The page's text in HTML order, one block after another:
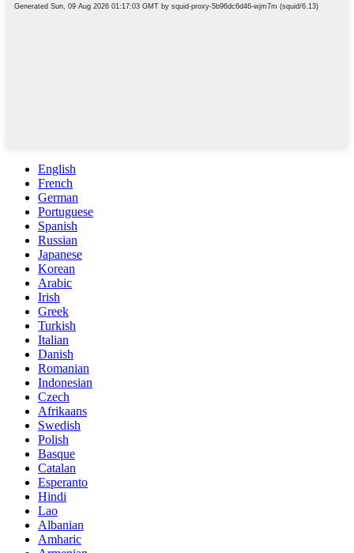
English
French
German
Portuguese
Spanish
Russian
Japanese
Korean
Arabic
Irish
Greek
Turkish
Italian
Danish
Romanian
Indonesian
Czech
Afrikaans
Swedish
Polish
Basque
Catalan
Esperanto
Hindi
Lao
Albanian
Amharic